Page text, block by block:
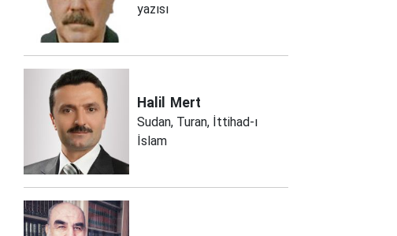
yazısı
Halil Mert
Sudan, Turan, İttihad-ı
İslam